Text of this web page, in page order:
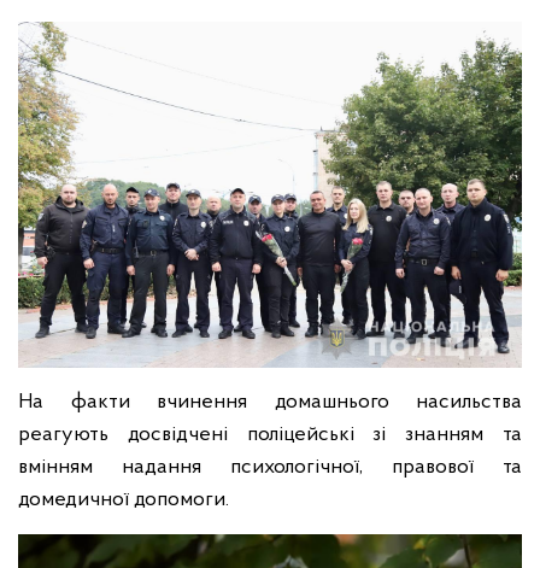
На факти вчинення домашнього насильства
реагують досвідчені поліцейські зі знанням та
вмінням надання психологічної, правової та
домедичної допомоги.